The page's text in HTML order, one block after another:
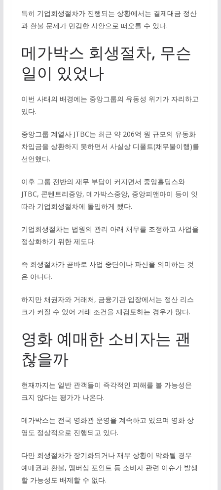
특히 기업회생절차가 진행되는 상황에서는 결제대금 정산
과 환불 문제가 민감한 사안으로 떠오를 수 있다.
메가박스 회생절차, 무슨
일이 있었나
이번 사태의 배경에는 중앙그룹의 유동성 위기가 자리하고
있다.
중앙그룹 계열사 JTBC는 최근 약 206억 원 규모의 유동화
차입금을 상환하지 못하면서 사실상 디폴트(채무불이행)를
선언했다.
이후 그룹 전반의 재무 부담이 커지면서 중앙홀딩스와
JTBC, 콘텐트리중앙, 메가박스중앙, 중앙피앤아이 등이 잇
따라 기업회생절차에 돌입하게 됐다.
기업회생절차는 법원의 관리 아래 채무를 조정하고 사업을
정상화하기 위한 제도다.
즉 회생절차가 곧바로 사업 중단이나 파산을 의미하는 것
은 아니다.
하지만 채권자와 거래처, 금융기관 입장에서는 정산 리스
크가 커질 수 있어 거래 조건을 재검토하는 경우가 많다.
영화 예매한 소비자는 괜
찮을까
현재까지는 일반 관객들이 즉각적인 피해를 볼 가능성은
크지 않다는 평가가 나온다.
메가박스는 전국 영화관 운영을 계속하고 있으며 영화 상
영도 정상적으로 진행되고 있다.
다만 회생절차가 장기화되거나 재무 상황이 악화될 경우
예매권과 환불, 멤버십 포인트 등 소비자 관련 이슈가 발생
할 가능성도 배제할 수 없다.